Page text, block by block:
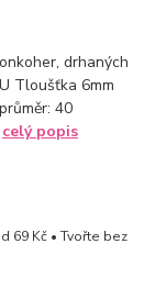
drhaných
Tloušťka 6mm
40
celý popis
69 Kč • Tvořte bez